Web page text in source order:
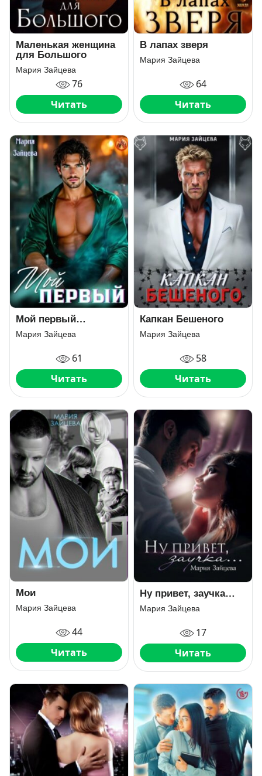
Маленькая женщина
для Большого
Мария Зайцева
76
Читать
В лапах зверя
Мария Зайцева
64
Читать
Мой первый…
Мария Зайцева
61
Читать
Капкан Бешеного
Мария Зайцева
58
Читать
Мои
Мария Зайцева
44
Читать
Ну привет, заучка…
Мария Зайцева
17
Читать